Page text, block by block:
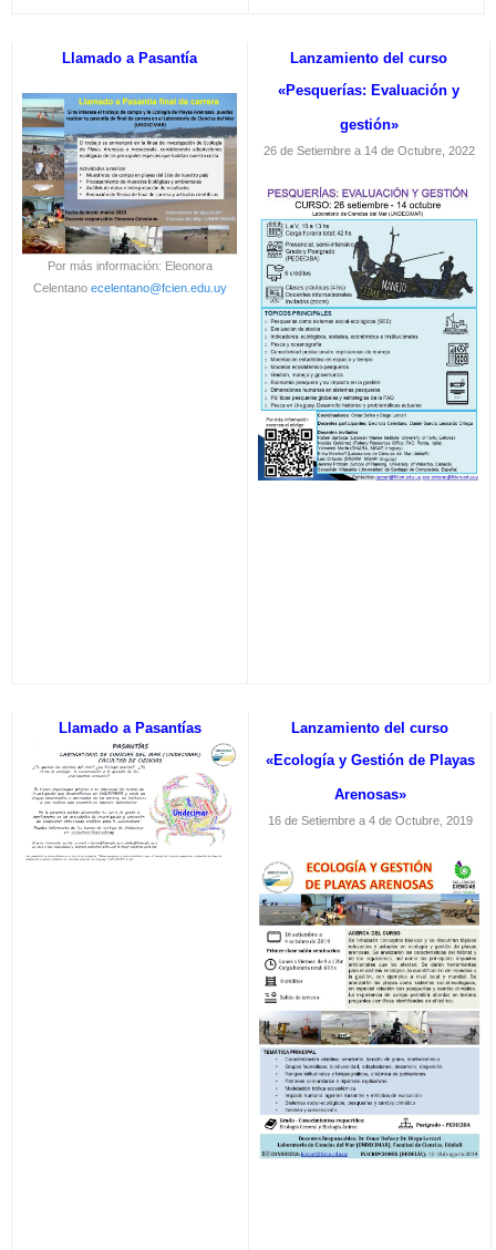
Llamado a Pasantía
Por más información: Eleonora
Celentano ecelentano@fcien.edu.uy
Lanzamiento del curso
«Pesquerías: Evaluación y
gestión»
26 de Setiembre a 14 de Octubre, 2022
Llamado a Pasantías
Lanzamiento del curso
«Ecología y Gestión de Playas
Arenosas»
16 de Setiembre a 4 de Octubre, 2019